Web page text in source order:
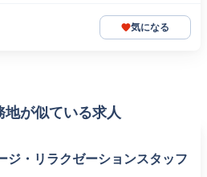
気になる
地が似ている求人
ジ・リラクゼーションスタッフ